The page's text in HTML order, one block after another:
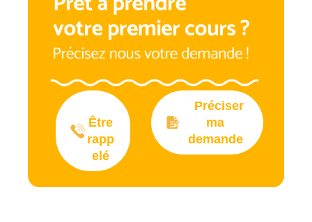
Être
rapp
elé
Préciser
ma
demande